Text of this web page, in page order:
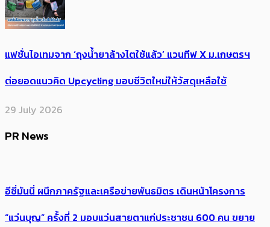
แฟชั่นไอเทมจาก ‘ถุงน้ำยาล้างไตใช้แล้ว’ แวนทีฟ X ม.เกษตรฯ
ต่อยอดแนวคิด Upcycling มอบชีวิตใหม่ให้วัสดุเหลือใช้
29 July 2026
PR News
อีซี่มันนี่ ผนึกภาครัฐและเครือข่ายพันธมิตร เดินหน้าโครงการ
“แว่นบุญ” ครั้งที่ 2 มอบแว่นสายตาแก่ประชาชน 600 คน ขยาย